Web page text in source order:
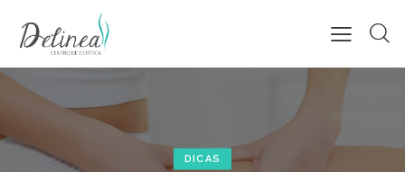
DICAS